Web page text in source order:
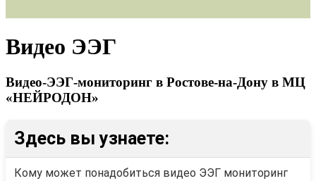
Видео ЭЭГ
Видео-ЭЭГ-мониторинг в Ростове-на-Дону в МЦ
«НЕЙРОДОН»
Здесь вы узнаете:
Кому может понадобиться видео ЭЭГ мониторинг